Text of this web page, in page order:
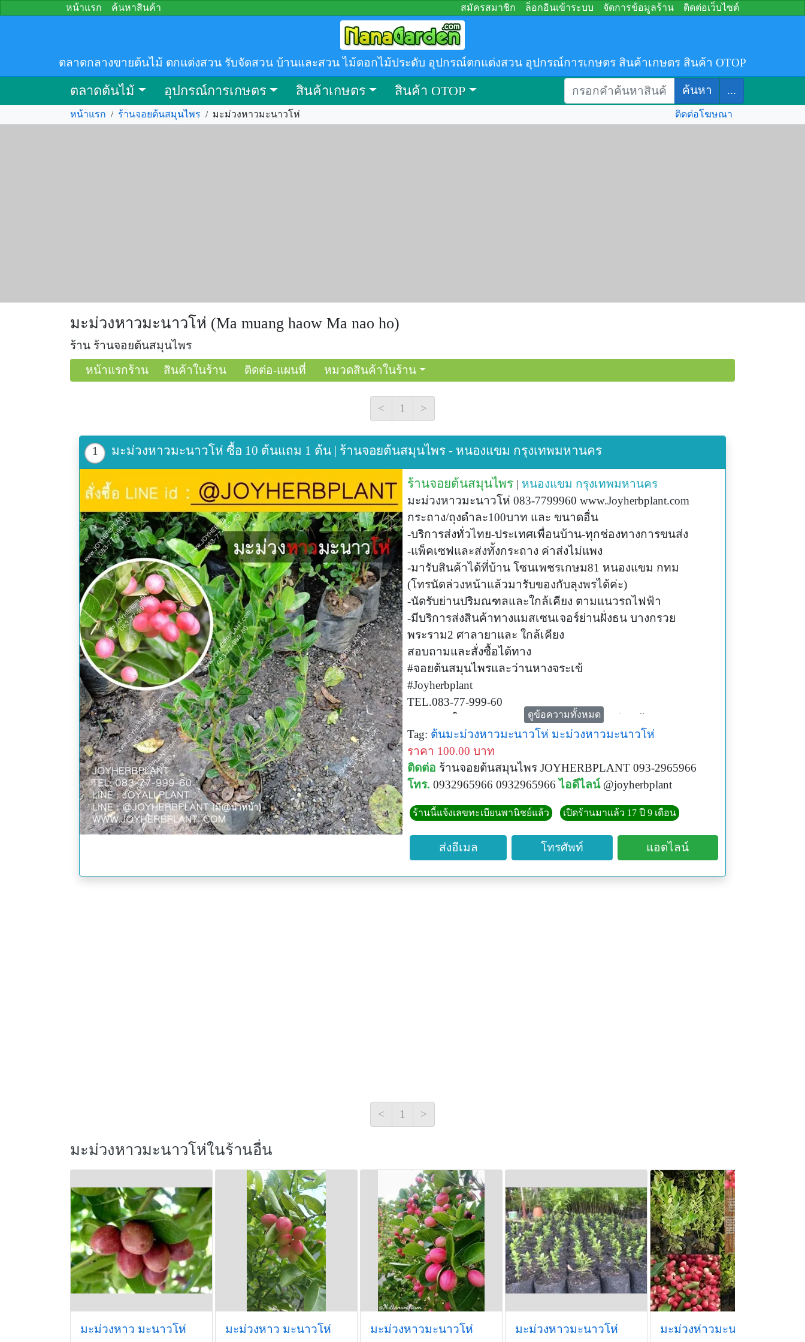
หน้าแรก ค้นหาสินค้า สมัครสมาชิก ล็อกอินเข้าระบบ จัดการข้อมูลร้าน ติดต่อเว็บไซต์
ตลาดกลางขายต้นไม้ ตกแต่งสวน รับจัดสวน บ้านและสวน ไม้ดอกไม้ประดับ อุปกรณ์ตกแต่งสวน อุปกรณ์การเกษตร สินค้าเกษตร สินค้า OTOP
ตลาดต้นไม้ อุปกรณ์การเกษตร สินค้าเกษตร สินค้า OTOP ค้นหา ...
หน้าแรก / ร้านจอยต้นสมุนไพร / มะม่วงหาวมะนาวโห่ ติดต่อโฆษณา
มะม่วงหาวมะนาวโห่ (Ma muang haow Ma nao ho)
ร้าน ร้านจอยต้นสมุนไพร
หน้าแรกร้าน
สินค้าในร้าน ติดต่อ-แผนที่ หมวดสินค้าในร้าน
< 1 >
1 มะม่วงหาวมะนาวโห่ ซื้อ 10 ต้นแถม 1 ต้น | ร้านจอยต้นสมุนไพร - หนองแขม กรุงเทพมหานคร
ร้านจอยต้นสมุนไพร | หนองแขม กรุงเทพมหานคร
มะม่วงหาวมะนาวโห่ 083-7799960 www.Joyherbplant.com
กระถาง/ถุงดำละ100บาท และ ขนาดอื่น
-บริการส่งทั่วไทย-ประเทศเพื่อนบ้าน-ทุกช่องทางการขนส่ง
-แพ็คเซฟและส่งทั้งกระถาง ค่าส่งไม่แพง
-มารับสินค้าได้ที่บ้าน โซนเพชรเกษม81 หนองแขม กทม
(โทรนัดล่วงหน้าแล้วมารับของกับลุงพรได้ค่ะ)
-นัดรับย่านปริมณฑลและใกล้เคียง ตามแนวรถไฟฟ้า
-มีบริการส่งสินค้าทางแมสเซนเจอร์ย่านฝั่งธน บางกรวย
พระราม2 ศาลายาและ ใกล้เคียง
สอบถามและสั่งซื้อได้ทาง
#จอยต้นสมุนไพรและว่านหางจระเข้
#Joyherbplant
TEL.083-77-999-60
LINE ID(ใหม่): @JOYHERBPLANT (มี @ นำหน้า)
LINE ID: JOYALLPLANT
www.Joyherbplant.com
ดูข้อความทั้งหมด
Tag: ต้นมะม่วงหาวมะนาวโห่ มะม่วงหาวมะนาวโห่
ราคา 100.00 บาท
ติดต่อ ร้านจอยต้นสมุนไพร JOYHERBPLANT 093-2965966
โทร. 0932965966 0932965966 ไอดีไลน์ @joyherbplant
ร้านนี้แจ้งเลขทะเบียนพานิชย์แล้ว เปิดร้านมาแล้ว 17 ปี 9 เดือน
ส่งอีเมล โทรศัพท์ แอดไลน์
< 1 >
มะม่วงหาวมะนาวโห่ในร้านอื่น
มะม่วงหาว มะนาวโห่ มะม่วงหาว มะนาวโห่ มะม่วงหาวมะนาวโห่ มะม่วงหาวมะนาวโห่ มะม่วงห่าวมะนาวโห่